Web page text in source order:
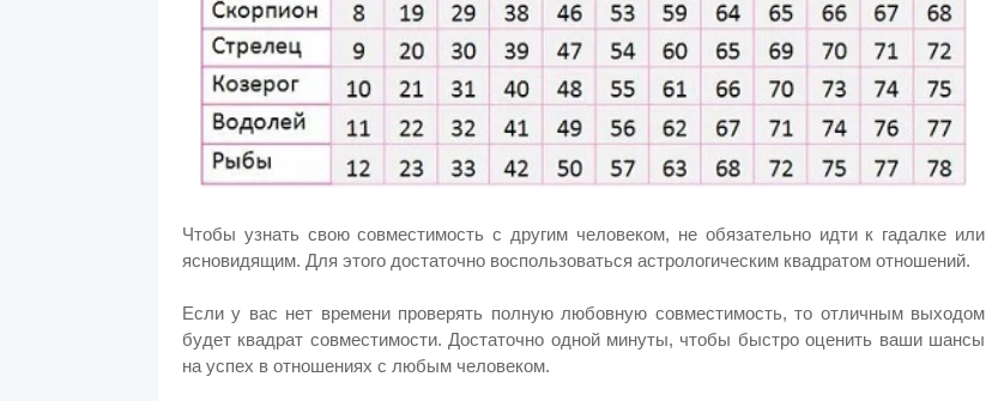
Чтобы узнать свою совместимость с другим человеком, не обязательно идти к гадалке или
ясновидящим. Для этого достаточно воспользоваться астрологическим квадратом отношений.
Если у вас нет времени проверять полную любовную совместимость, то отличным выходом
будет квадрат совместимости. Достаточно одной минуты, чтобы быстро оценить ваши шансы
на успех в отношениях с любым человеком.